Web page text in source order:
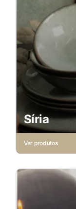
Síria
Ver produtos